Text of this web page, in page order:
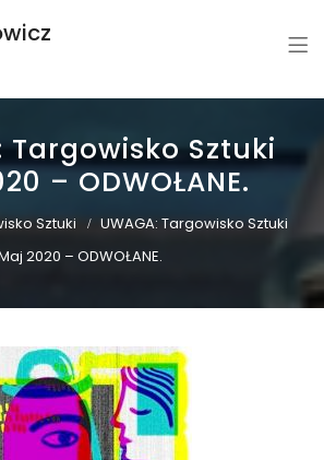
Targowisko Sztuki
– ODWOŁANE.
Sztuki
UWAGA: Targowisko Sztuki
2020 – ODWOŁANE.